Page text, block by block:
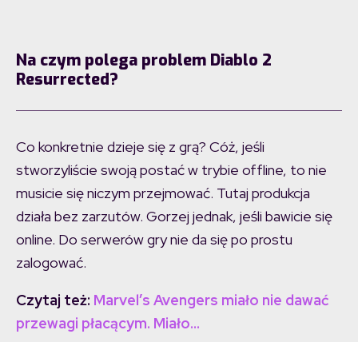
Na czym polega problem Diablo 2
Resurrected?
Co konkretnie dzieje się z grą? Cóż, jeśli
stworzyliście swoją postać w trybie offline, to nie
musicie się niczym przejmować. Tutaj produkcja
działa bez zarzutów. Gorzej jednak, jeśli bawicie się
online. Do serwerów gry nie da się po prostu
zalogować.
Czytaj też: Marvel’s Avengers miało nie dawać
przewagi płacącym. Miało…